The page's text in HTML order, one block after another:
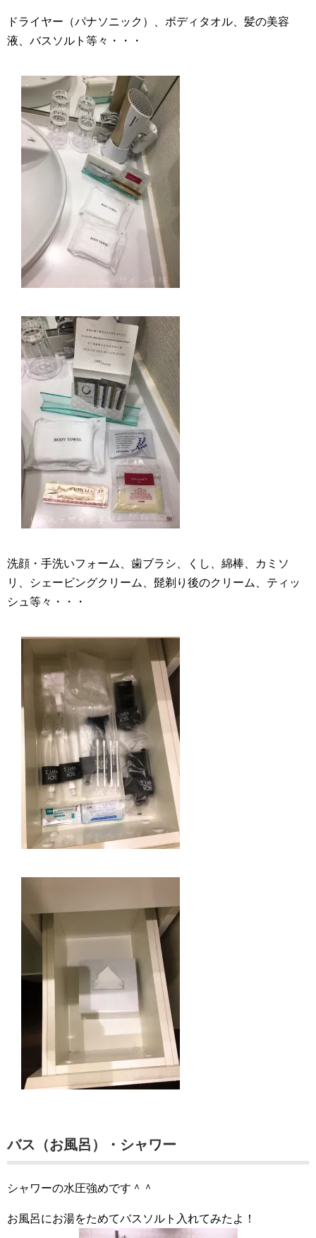
ドライヤー（パナソニック）、ボディタオル、髪の美容
液、バスソルト等々・・・
洗顔・手洗いフォーム、歯ブラシ、くし、綿棒、カミソ
リ、シェービングクリーム、髭剃り後のクリーム、ティッ
シュ等々・・・
バス（お風呂）・シャワー
シャワーの水圧強めです＾＾
お風呂にお湯をためてバスソルト入れてみたよ！